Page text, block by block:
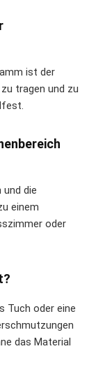
ist der
tragen und zu
und die
einem
oder
Tuch oder eine
das Material